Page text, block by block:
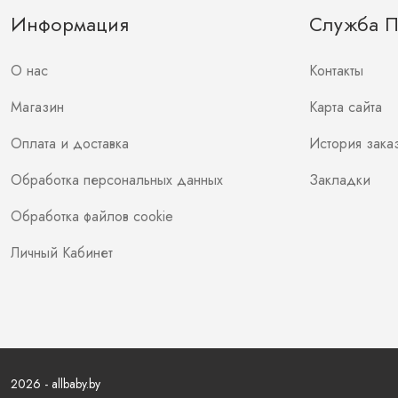
Информация
О нас
Магазин
Оплата и доставка
Обработка персональных данных
Обработка файлов cookie
Личный Кабинет
Служба
Контакты
Карта сайта
История
Закладки
2026 - allbaby.by